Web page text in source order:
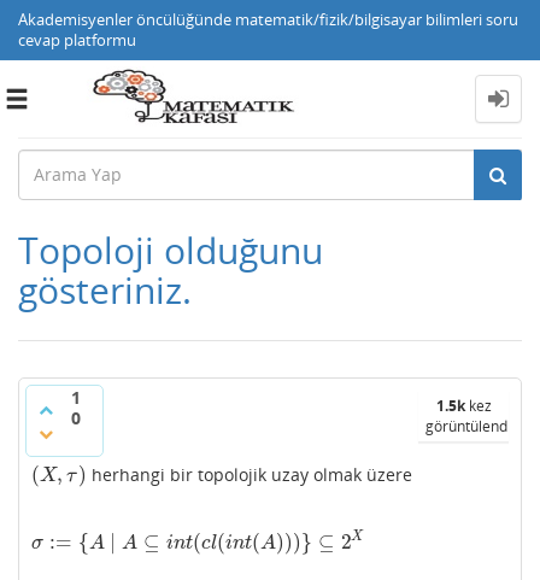
Akademisyenler öncülüğünde matematik/fizik/bilgisayar bilimleri soru
cevap platformu
Toggle
Topoloji olduğunu
gösteriniz.
1
0
1.5kkez
görüntülendi
(X, τ)
(X,τ) herhangi bir topolojik uzay olmak üzere
σ := {A A ⊆ int(cl(int(A)))} ⊆ 2X
σ:= {A∣ A⊆int(cl(int(A)))}⊆2X